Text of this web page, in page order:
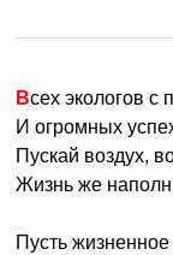
Всех экологов
И огромных
Пускай воздух,
Жизнь же
Пусть жизненное